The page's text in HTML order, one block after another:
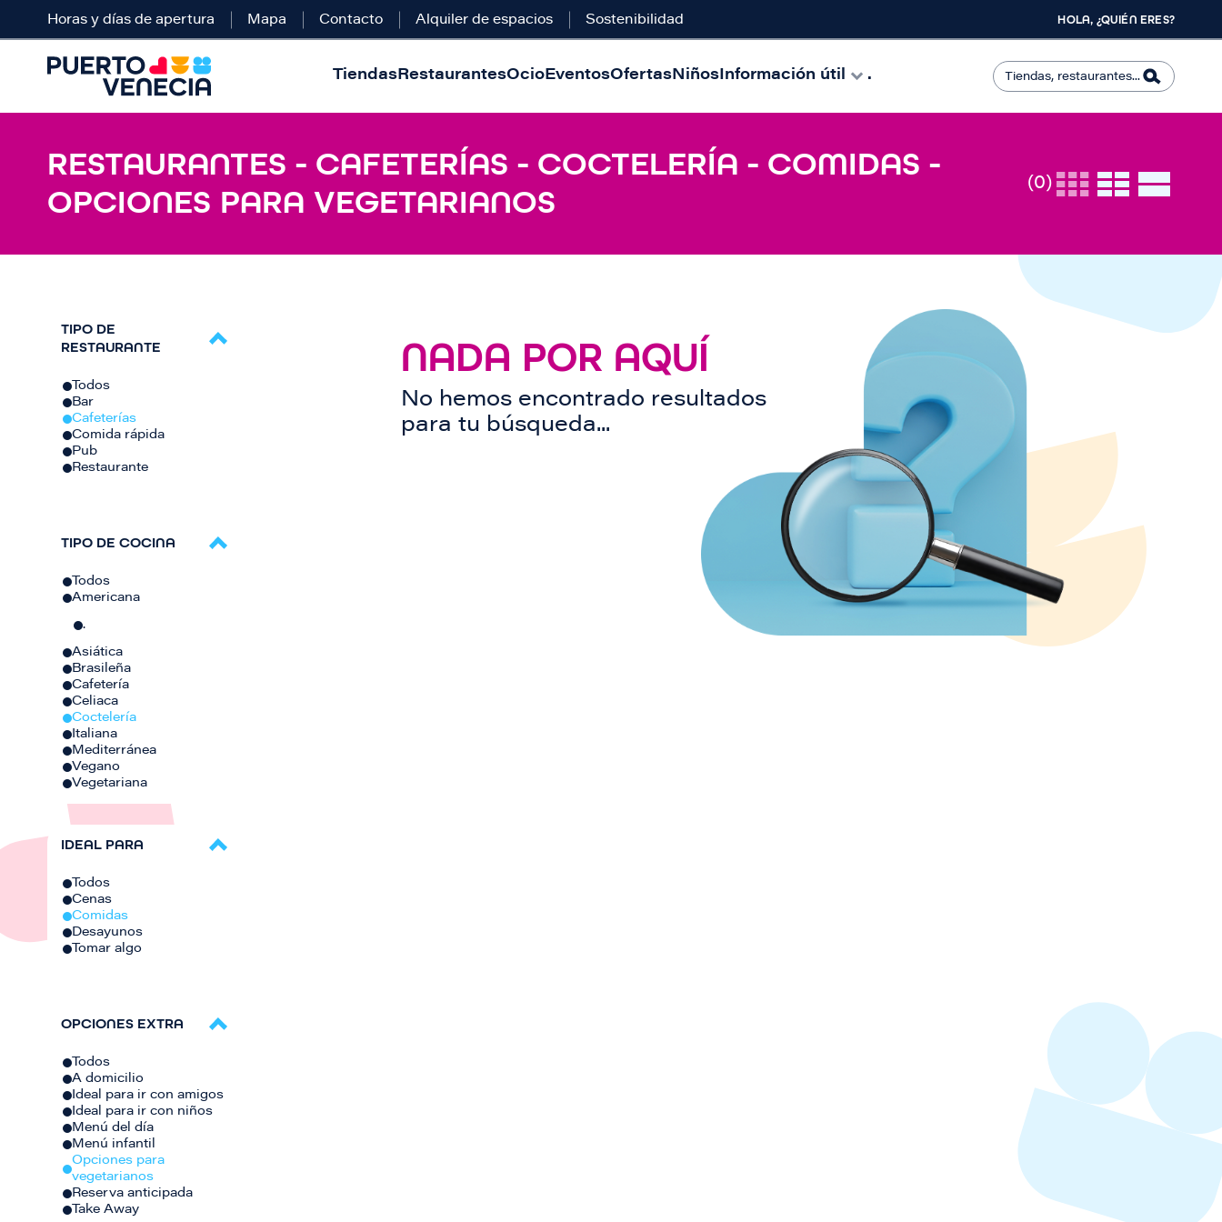
Horas y días de apertura Mapa Contacto Alquiler de espacios Sostenibilidad HOLA, ¿QUIÉN ERES?
TiendasRestaurantesOcioEventosOfertasNiñosInformación útil .
RESTAURANTES - CAFETERÍAS - COCTELERÍA - COMIDAS -
OPCIONES PARA VEGETARIANOS
(0)
TIPO DE
RESTAURANTE
Todos
Bar
Cafeterías
Comida rápida
Pub
Restaurante
TIPO DE COCINA
Todos
Americana
.
Asiática
Brasileña
Cafetería
Celiaca
Coctelería
Italiana
Mediterránea
Vegano
Vegetariana
IDEAL PARA
Todos
Cenas
Comidas
Desayunos
Tomar algo
OPCIONES EXTRA
Todos
A domicilio
Ideal para ir con amigos
Ideal para ir con niños
Menú del día
Menú infantil
Opciones para
vegetarianos
Reserva anticipada
Take Away
NADA POR AQUÍ
No hemos encontrado resultados
para tu búsqueda...